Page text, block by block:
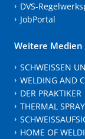
DVS-
JobPortal
Weitere Medien
SCHWEISSEN
WELDING AND
DER PRAKTIKER
THERMAL
HOME OF